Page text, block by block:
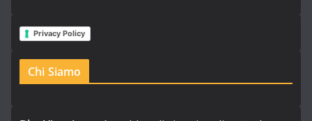
Privacy Policy
Chi Siamo